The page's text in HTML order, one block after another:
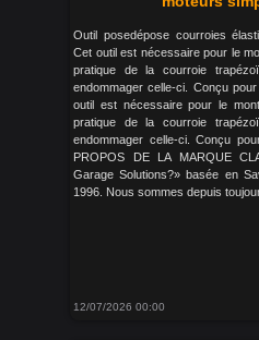
Outil posedépose courroies
Cet outil est nécessaire pour le
pratique de la courroie
endommager celle-ci. Conçu
outil est nécessaire pour le
pratique de la courroie
endommager celle-ci. Conçu
PROPOS DE LA MARQUE
Garage Solutions?» basée en
1996. Nous sommes depuis
12/07/2026 00:00